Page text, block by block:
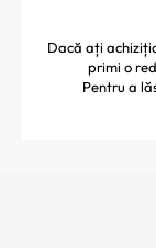
Dacă ați
primi o
Pentru a